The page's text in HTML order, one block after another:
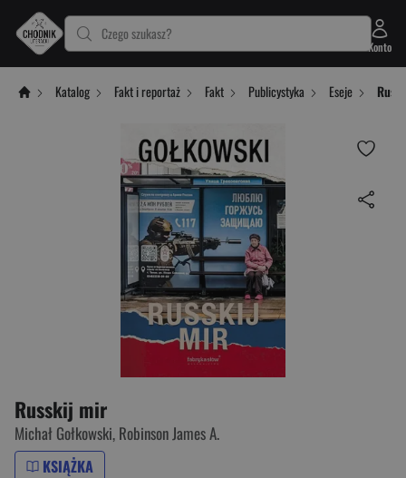
Czego szukasz?
Konto
Katalog Fakt i reportaż Fakt Publicystyka Eseje
Russkij mir
Michał Gołkowski, Robinson James A.
KSIĄŻKA